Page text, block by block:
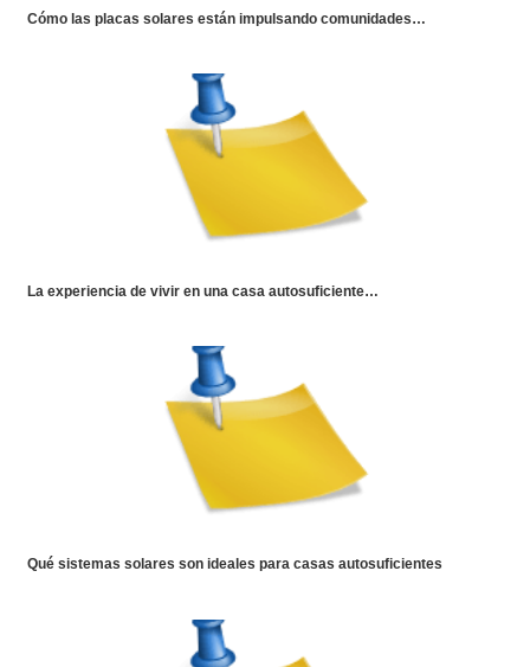
Cómo las placas solares están impulsando comunidades…
La experiencia de vivir en una casa autosuficiente…
Qué sistemas solares son ideales para casas autosuficientes